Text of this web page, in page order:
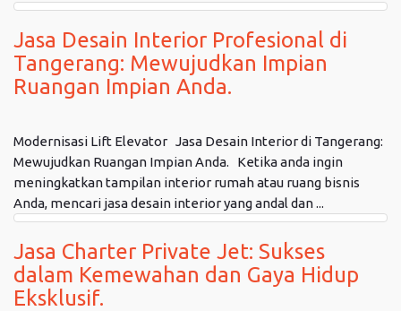
Jasa Desain Interior Profesional di
Tangerang: Mewujudkan Impian
Ruangan Impian Anda.
Modernisasi Lift Elevator Jasa Desain Interior di Tangerang:
Mewujudkan Ruangan Impian Anda. Ketika anda ingin
meningkatkan tampilan interior rumah atau ruang bisnis
Anda, mencari jasa desain interior yang andal dan ...
Jasa Charter Private Jet: Sukses
dalam Kemewahan dan Gaya Hidup
Eksklusif.